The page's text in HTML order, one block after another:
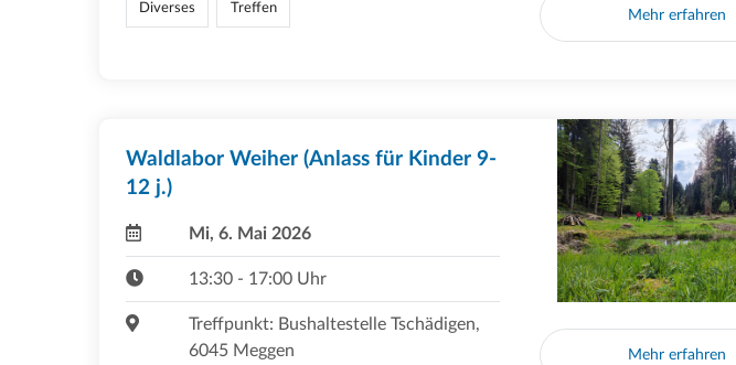
Diverses Treffen Mehr erfahren
Waldlabor Weiher (Anlass für Kinder 9-
12 j.)
Mi, 6. Mai 2026
13:30 - 17:00 Uhr
Treffpunkt: Bushaltestelle Tschädigen,
6045 Meggen
Mehr erfahren